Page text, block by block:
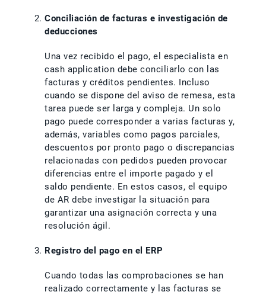
Conciliación de facturas e investigación de
deducciones
Una vez recibido el pago, el especialista en
cash application debe conciliarlo con las
facturas y créditos pendientes. Incluso
cuando se dispone del aviso de remesa, esta
tarea puede ser larga y compleja. Un solo
pago puede corresponder a varias facturas y,
además, variables como pagos parciales,
descuentos por pronto pago o discrepancias
relacionadas con pedidos pueden provocar
diferencias entre el importe pagado y el
saldo pendiente. En estos casos, el equipo
de AR debe investigar la situación para
garantizar una asignación correcta y una
resolución ágil.
Registro del pago en el ERP
Cuando todas las comprobaciones se han
realizado correctamente y las facturas se